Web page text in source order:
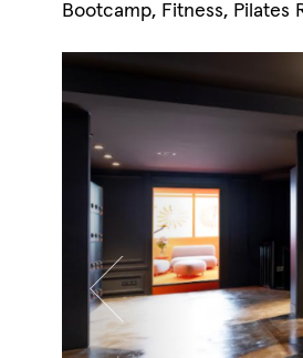
Bootcamp, Fitness, Pilates